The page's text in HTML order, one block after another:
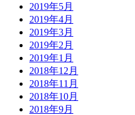
2019年5月
2019年4月
2019年3月
2019年2月
2019年1月
2018年12月
2018年11月
2018年10月
2018年9月